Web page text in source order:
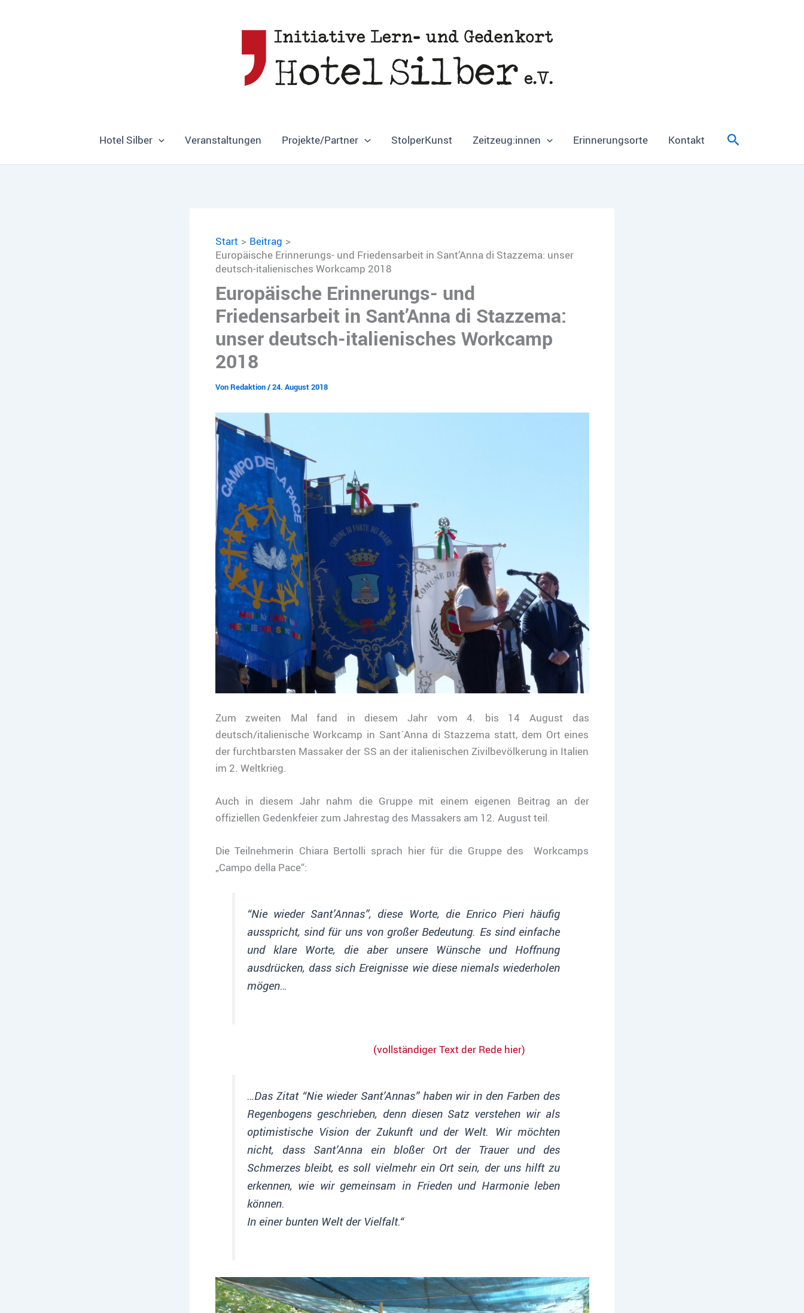
Hotel Silber Veranstaltungen Projekte/Partner StolperKunst Zeitzeug:innen Erinnerungsorte Kontakt Suchen
Start
Beitrag
Europäische Erinnerungs- und Friedensarbeit in Sant’Anna di Stazzema: unser
deutsch-italienisches Workcamp 2018
Europäische Erinnerungs- und
Friedensarbeit in Sant’Anna di Stazzema:
unser deutsch-italienisches Workcamp
2018
VonRedaktion/24. August 2018
Zum zweiten Mal fand in diesem Jahr vom 4. bis 14 August das
deutsch/italienische Workcamp in Sant´Anna di Stazzema statt, dem Ort eines
der furchtbarsten Massaker der SS an der italienischen Zivilbevölkerung in Italien
im 2. Weltkrieg.
Auch in diesem Jahr nahm die Gruppe mit einem eigenen Beitrag an der
offiziellen Gedenkfeier zum Jahrestag des Massakers am 12. August teil.
Die Teilnehmerin Chiara Bertolli sprach hier für die Gruppe des Workcamps
„Campo della Pace“:
“Nie wieder Sant’Annas”, diese Worte, die Enrico Pieri häufig
ausspricht, sind für uns von großer Bedeutung. Es sind einfache
und klare Worte, die aber unsere Wünsche und Hoffnung
ausdrücken, dass sich Ereignisse wie diese niemals wiederholen
mögen…
(vollständiger Text der Rede hier)
…Das Zitat “Nie wieder Sant’Annas” haben wir in den Farben des
Regenbogens geschrieben, denn diesen Satz verstehen wir als
optimistische Vision der Zukunft und der Welt. Wir möchten
nicht, dass Sant’Anna ein bloßer Ort der Trauer und des
Schmerzes bleibt, es soll vielmehr ein Ort sein, der uns hilft zu
erkennen, wie wir gemeinsam in Frieden und Harmonie leben
können.
In einer bunten Welt der Vielfalt.“